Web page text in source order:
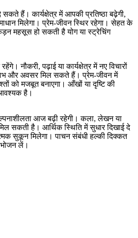
हैं। कार्यक्षेत्र में आपकी प्रतिष्ठा बढ़ेगी,
मिलेगा। प्रेम‑जीवन स्थिर रहेगा। सेहत के
महसूस हो सकती है योग या स्ट्रेचिंग
नौकरी, पढ़ाई या कार्यक्षेत्र में नए विचारों
और अवसर मिल सकते हैं। प्रेम‑जीवन में
को मजबूत बनाएगा। आँखों या दृष्टि की
है।
आज बढ़ी रहेगी। कला, लेखन या
सकती है। आर्थिक स्थिति में सुधार दिखाई दे
सुकून मिलेगा। पाचन संबंधी हल्की दिक्कत
लें।